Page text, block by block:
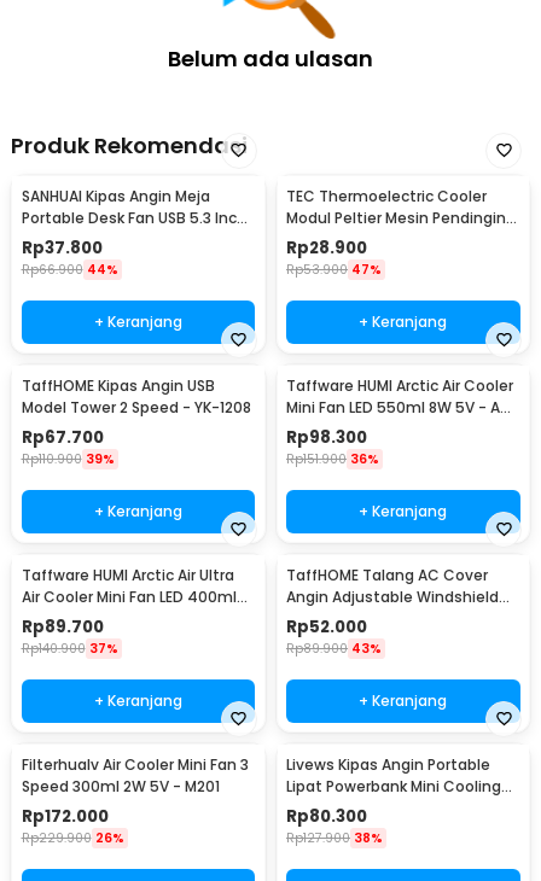
Belum ada ulasan
Produk Rekomendasi
SANHUAI Kipas Angin Meja
Portable Desk Fan USB 5.3 Inch
2.5W - A18
Rp37.800
Rp66.900 44%
+ Keranjang
TEC Thermoelectric Cooler
Modul Peltier Mesin Pendingin
92W 12V - TEC1-12706
Rp28.900
Rp53.900 47%
+ Keranjang
TaffHOME Kipas Angin USB
Model Tower 2 Speed - YK-1208
Rp67.700
Rp110.900 39%
+ Keranjang
Taffware HUMI Arctic Air Cooler
Mini Fan LED 550ml 8W 5V - AA-
MC4
Rp98.300
Rp151.900 36%
+ Keranjang
Taffware HUMI Arctic Air Ultra
Air Cooler Mini Fan LED 400ml
8W 5V - K-F009
Rp89.700
Rp140.900 37%
+ Keranjang
TaffHOME Talang AC Cover
Angin Adjustable Windshield
Deflector - WB588
Rp52.000
Rp89.900 43%
+ Keranjang
Filterhualv Air Cooler Mini Fan 3
Speed 300ml 2W 5V - M201
Rp172.000
Rp229.900 26%
Livews Kipas Angin Portable
Lipat Powerbank Mini Cooling
Fan 3000mAh - F3
Rp80.300
Rp127.900 38%